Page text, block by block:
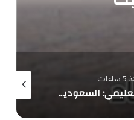
العليمي: السعودية شريك لا غنى عنه.. والتحالف البحري بقيادتها ركيزة أمن المنطقة
منذ 6 ساعات